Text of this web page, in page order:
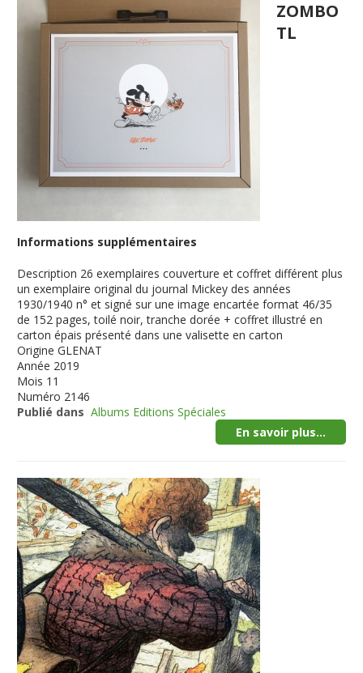
ZOMBO
TL
Informations supplémentaires
Description 26 exemplaires couverture et coffret différent plus
un exemplaire original du journal Mickey des années
1930/1940 n° et signé sur une image encartée format 46/35
de 152 pages, toilé noir, tranche dorée + coffret illustré en
carton épais présenté dans une valisette en carton
Origine GLENAT
Année 2019
Mois 11
Numéro 2146
Publié dans Albums Editions Spéciales
En savoir plus...